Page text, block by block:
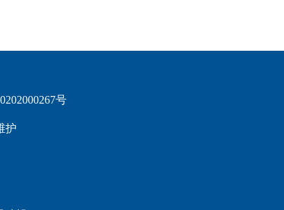
号
护